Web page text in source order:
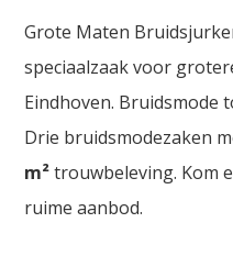
Grote Maten
speciaalzaak voor
Eindhoven. Bruidsmode
Drie bruidsmodezaken
m²trouwbeleving. Kom
ruime aanbod.